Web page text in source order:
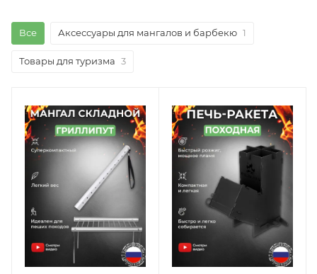
Все Аксессуары для мангалов и барбекю 1
Товары для туризма 3